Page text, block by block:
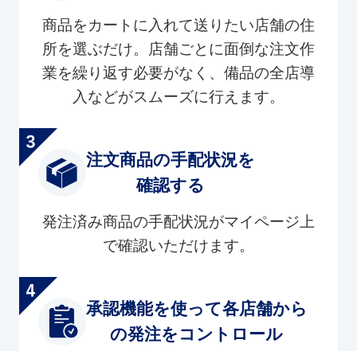
商品をカートに入れて送りたい店舗の住
所を選ぶだけ。店舗ごとに面倒な注文作
業を繰り返す必要がなく、備品の全店導
入などがスムーズに行えます。
注文商品の手配状況を
確認する
発注済み商品の手配状況がマイページ上
で確認いただけます。
承認機能を使って各店舗から
の発注をコントロール